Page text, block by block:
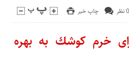
چاپ خبر 0 نظر
خرم كوشك به بهره